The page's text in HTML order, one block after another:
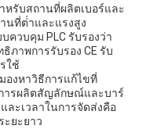
หรับสถานที่ผลิตเบอร์และ
นที่ต่ําและแรงสูง
ควบคุม PLC รับรองว่า
ภาพการรับรอง CE รับ
ใช้
งหาวิธีการแก้ไขที่
ารผลิตสัญลักษณ์และบาร์
ละเวลาในการจัดส่งคือ
ะยะยาว